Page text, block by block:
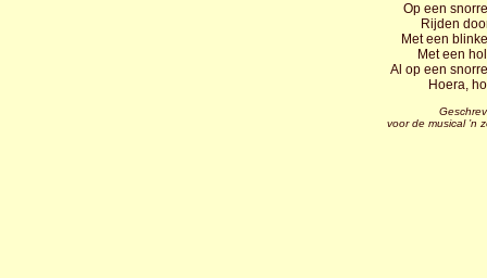
Op een
Rijden
Met een
Met een
Al op een
Hoera,
voor de musical ’n